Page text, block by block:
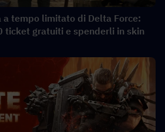
a tempo limitato di Delta Force:
ticket gratuiti e spenderli in skin